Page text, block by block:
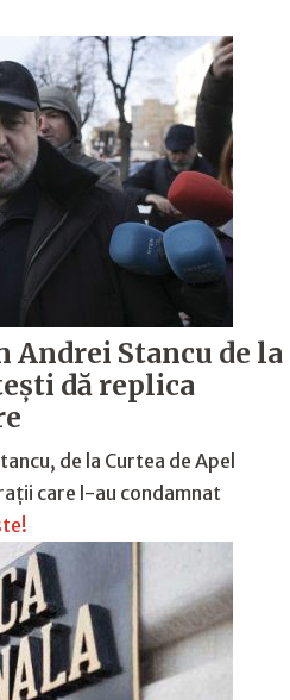
Andrei Stancu de la
dă replica
de la Curtea de Apel
care l-au condamnat